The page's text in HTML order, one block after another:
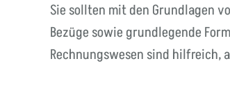
Sie sollten mit den Grundlagen
Bezüge sowie grundlegende
Rechnungswesen sind hilfreich,